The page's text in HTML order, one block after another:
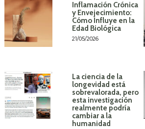
Inflamación Crónica
y Envejecimiento:
Cómo Influye en la
Edad Biológica
21/05/2026
La ciencia de la
longevidad está
sobrevalorada, pero
esta investigación
realmente podría
cambiar a la
humanidad